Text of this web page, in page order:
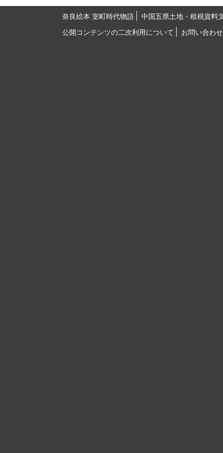
奈良絵本 室町時代物語
中国五県土地・租税資料
公開コンテンツの二次利用について
お問い合わせ